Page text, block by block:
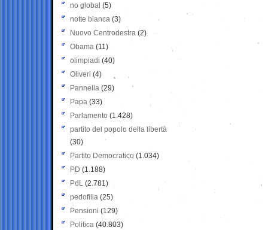
no global (5)
notte bianca (3)
Nuovo Centrodestra (2)
Obama (11)
olimpiadi (40)
Oliveri (4)
Pannella (29)
Papa (33)
Parlamento (1.428)
partito del popolo della libertà
(30)
Partito Democratico (1.034)
PD (1.188)
PdL (2.781)
pedofilia (25)
Pensioni (129)
Politica (40.803)